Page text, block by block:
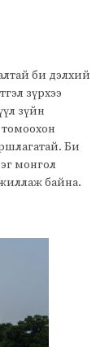
би дэлхий
зүрхээ
зүйн
Би
монгол
байна.